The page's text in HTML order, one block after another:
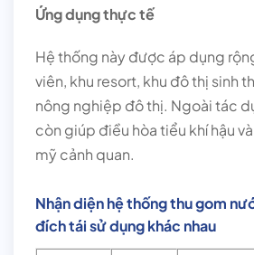
Ứng dụng thực tế
Hệ thống này được áp dụng
viên, khu resort, khu đô thị sinh
nông nghiệp đô thị. Ngoài tác
còn giúp điều hòa tiểu khí hậu
mỹ cảnh quan.
Nhận diện hệ thống thu gom
đích tái sử dụng khác nhau